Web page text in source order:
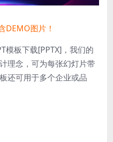
DEMO图片！
模板下载[PPTX]，我们的
理念，可为每张幻灯片带
还可用于多个企业或品